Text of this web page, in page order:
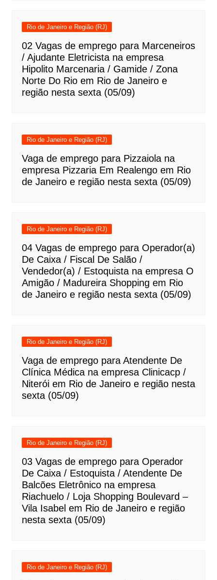
Rio de Janeiro e Região (RJ)
02 Vagas de emprego para Marceneiros
/ Ajudante Eletricista na empresa
Hipolito Marcenaria / Gamide / Zona
Norte Do Rio em Rio de Janeiro e
região nesta sexta (05/09)
Rio de Janeiro e Região (RJ)
Vaga de emprego para Pizzaiola na
empresa Pizzaria Em Realengo em Rio
de Janeiro e região nesta sexta (05/09)
Rio de Janeiro e Região (RJ)
04 Vagas de emprego para Operador(a)
De Caixa / Fiscal De Salão /
Vendedor(a) / Estoquista na empresa O
Amigão / Madureira Shopping em Rio
de Janeiro e região nesta sexta (05/09)
Rio de Janeiro e Região (RJ)
Vaga de emprego para Atendente De
Clínica Médica na empresa Clinicacp /
Niterói em Rio de Janeiro e região nesta
sexta (05/09)
Rio de Janeiro e Região (RJ)
03 Vagas de emprego para Operador
De Caixa / Estoquista / Atendente De
Balcões Eletrônico na empresa
Riachuelo / Loja Shopping Boulevard –
Vila Isabel em Rio de Janeiro e região
nesta sexta (05/09)
Rio de Janeiro e Região (RJ)